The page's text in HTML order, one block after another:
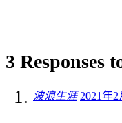
3 Responses
波浪生涯 2021年